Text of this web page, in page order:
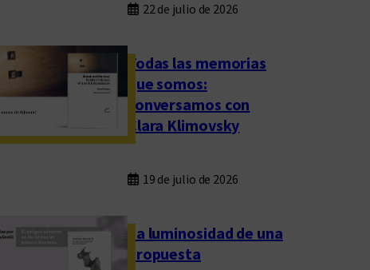
22 de julio de 2026
Todas las memorias
que somos:
conversamos con
Clara Klimovsky
19 de julio de 2026
La luminosidad de una
propuesta